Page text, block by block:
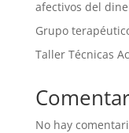
afectivos del
Grupo
Taller Técnicas
No hay